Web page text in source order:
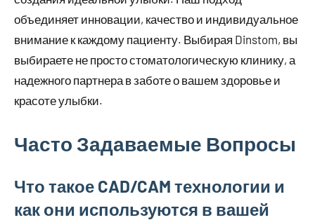
объединяет инновации, качество и индивидуальное
внимание к каждому пациенту. Выбирая Dinstom, вы
выбираете не просто стоматологическую клинику, а
надежного партнера в заботе о вашем здоровье и
красоте улыбки.
Часто Задаваемые Вопросы
Что такое CAD/CAM технологии и
как они используются в вашей